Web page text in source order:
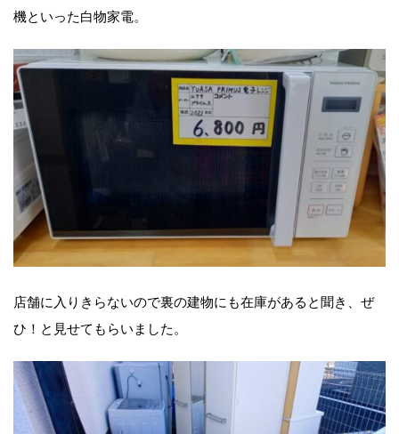
機といった白物家電。
店舗に入りきらないので裏の建物にも在庫があると聞き、ぜ
ひ！と見せてもらいました。